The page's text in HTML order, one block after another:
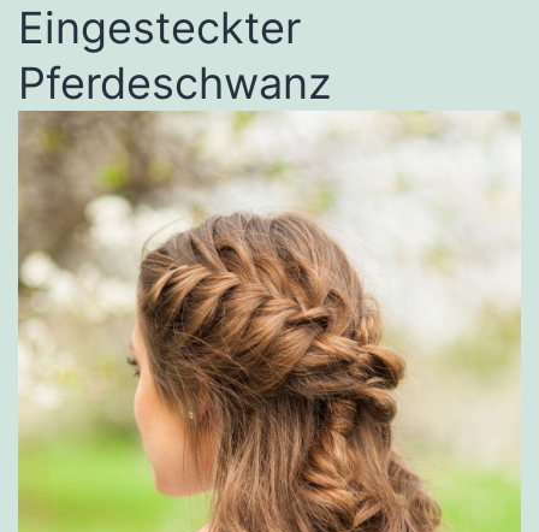
Eingesteckter
Pferdeschwanz